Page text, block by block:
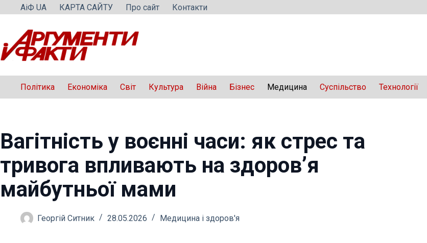
Перейти
вмісту
АіФ UA КАРТА САЙТУ Про сайт Контакти
Політика Економіка Світ Культура Війна Бізнес Медицина Суспільство Технології
Вагітність у воєнні часи: як стрес та
тривога впливають на здоров’я
майбутньої мами
Георгій Ситник 28.05.2026 Медицина і здоров'я